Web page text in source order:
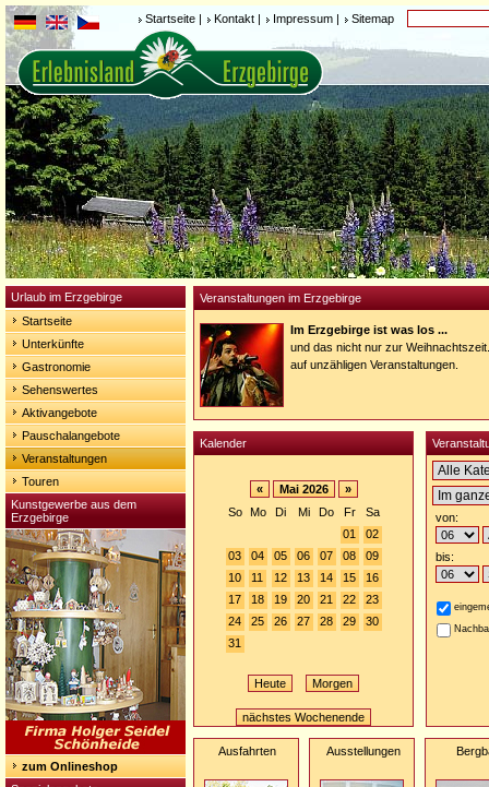
Startseite | Kontakt | Impressum | Sitemap
Urlaub im Erzgebirge
Startseite
Unterkünfte
Gastronomie
Sehenswertes
Aktivangebote
Pauschalangebote
Veranstaltungen
Touren
Kunstgewerbe aus dem
Erzgebirge
zum Onlineshop
Veranstaltungen im Erzgebirge
Im Erzgebirge ist was los ...
und das nicht nur zur
auf unzähligen Veranstaltungen.
Kalender
« Mai 2026
»
So
Mo Di Mi Do Fr
Sa
01
02
03
04 05 06 07 08
09
10
11 12 13 14 15
16
17
18 19 20 21 22
23
24
25 26 27 28 29
30
31
Heute Morgen
nächstes Wochenende
von:
bis:
Ausfahrten Ausstellungen